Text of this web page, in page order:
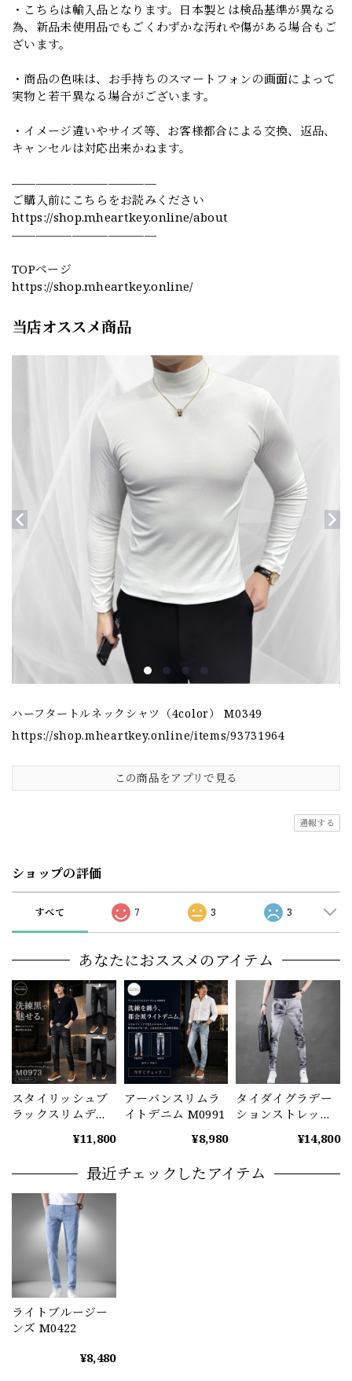
・こちらは輸入品となります。日本製とは検品基準が異なる
為、新品未使用品でもごくわずかな汚れや傷がある場合もご
ざいます。
・商品の色味は、お手持ちのスマートフォンの画面によって
実物と若干異なる場合がございます。
・イメージ違いやサイズ等、お客様都合による交換、返品、
キャンセルは対応出来かねます。
————————————
ご購入前にこちらをお読みください
https://shop.mheartkey.online/about
————————————
TOPページ
https://shop.mheartkey.online/
当店オススメ商品
ハーフタートルネックシャツ（4color） M0349
https://shop.mheartkey.online/items/93731964
この商品をアプリで見る
通報する
ショップの評価
すべて 7 3 3
あなたにおススメのアイテム
スタイリッシュブ
ラックスリムデニ
¥11,800
アーバンスリムラ
イトデニム M0991
¥8,980
タイダイグラデー
ションストレッチ
¥14,800
最近チェックしたアイテム
ライトブルージー
ンズ M0422
¥8,480